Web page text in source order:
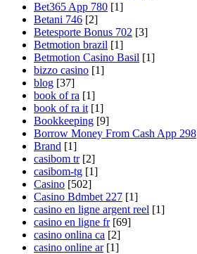
Bet365 App 780 [1]
Betani 746 [2]
Betesporte Bonus 702 [3]
Betmotion brazil [1]
Betmotion Casino Basil [1]
bizzo casino [1]
blog [37]
book of ra [1]
book of ra it [1]
Bookkeeping [9]
Borrow Money From Cash App 298
Brand [1]
casibom tr [2]
casibom-tg [1]
Casino [502]
Casino Bdmbet 227 [1]
casino en ligne argent reel [1]
casino en ligne fr [69]
casino onlina ca [2]
casino online ar [1]